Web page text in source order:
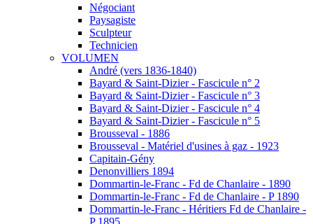
Négociant
Paysagiste
Sculpteur
Technicien
VOLUMEN
André (vers 1836-1840)
Bayard & Saint-Dizier - Fascicule n° 2
Bayard & Saint-Dizier - Fascicule n° 3
Bayard & Saint-Dizier - Fascicule n° 4
Bayard & Saint-Dizier - Fascicule n° 5
Brousseval - 1886
Brousseval - Matériel d'usines à gaz - 1923
Capitain-Gény
Denonvilliers 1894
Dommartin-le-Franc - Fd de Chanlaire - 1890
Dommartin-le-Franc - Fd de Chanlaire - P 1890
Dommartin-le-Franc - Héritiers Fd de Chanlaire -
P 1895